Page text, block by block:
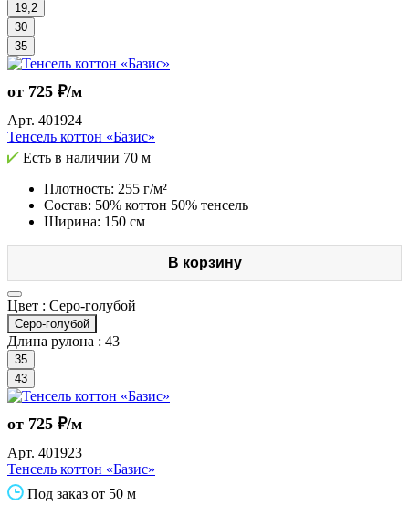
19,2
30
35
от 725 ₽/м
Арт. 401924
Тенсель коттон «Базис»
Есть в наличии 70 м
Плотность: 255 г/м²
Состав: 50% коттон 50% тенсель
Ширина: 150 см
В корзину
Цвет : Серо-голубой
Серо-голубой
Длина рулона : 43
35
43
от 725 ₽/м
Арт. 401923
Тенсель коттон «Базис»
Под заказ от 50 м